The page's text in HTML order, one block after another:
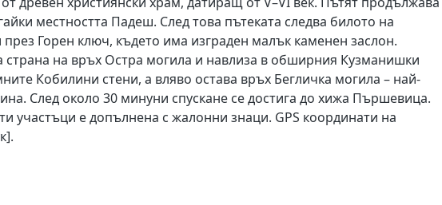
местността Падеш. След това пътеката следва билото на
Горен ключ, където има изграден малък каменен заслон.
страна на връх Остра могила и навлиза в обширния Кузманишки
Кобилини стени, а вляво остава връх Бегличка могила – най-
След около 30 минуни спускане се достига до хижа Пършевица.
участъци е допълнена с жалонни знаци. GPS координати на